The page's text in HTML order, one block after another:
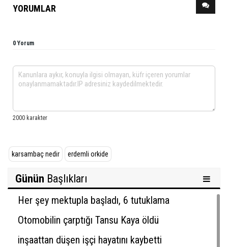
YORUMLAR
0 Yorum
karsambaç nedir erdemli orkide
Günün Başlıkları
Her şey mektupla başladı, 6 tutuklama
Otomobilin çarptığı Tansu Kaya öldü
inşaattan düşen işçi hayatını kaybetti